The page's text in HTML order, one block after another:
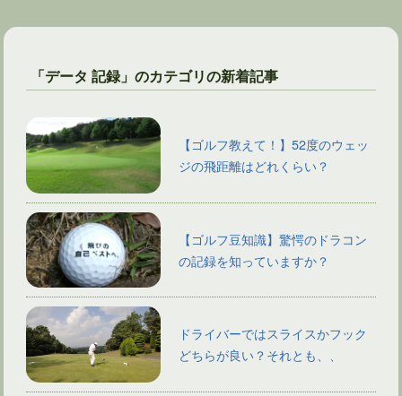
「データ 記録」のカテゴリの新着記事
【ゴルフ教えて！】52度のウェッ
ジの飛距離はどれくらい？
【ゴルフ豆知識】驚愕のドラコン
の記録を知っていますか？
ドライバーではスライスかフック
どちらが良い？それとも、、